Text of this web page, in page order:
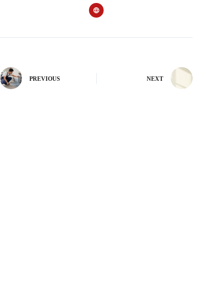
PREVIOUS NEXT